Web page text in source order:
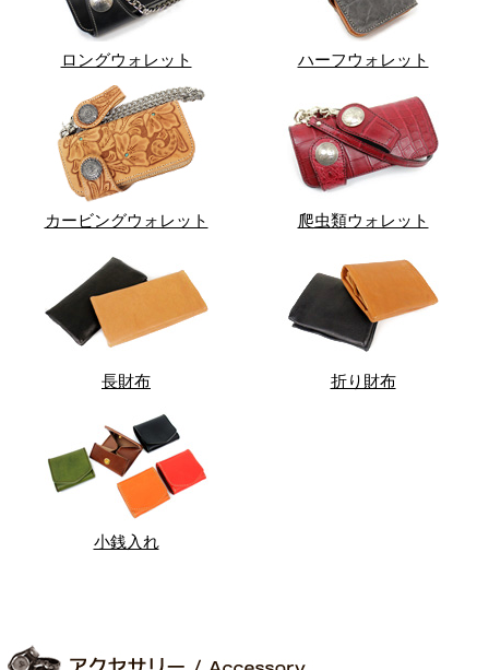
ロングウォレット ハーフウォレット
カービングウォレット 爬虫類ウォレット
長財布 折り財布
小銭入れ